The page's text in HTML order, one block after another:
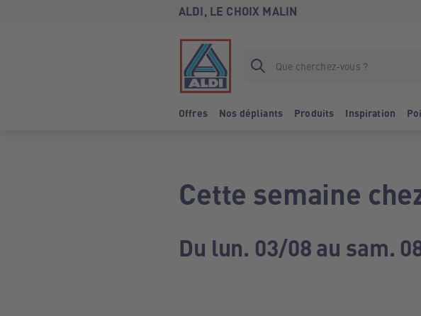
ALDI, LE CHOIX MALIN
Offres Nos dépliants Produits Inspiration
Cette semaine
Du lun. 03/08 au sam.